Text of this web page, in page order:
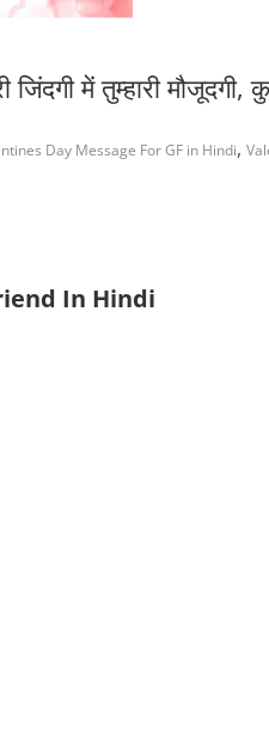
में तुम्हारी मौजूदगी,
Day Message For GF in Hindi,
In Hindi